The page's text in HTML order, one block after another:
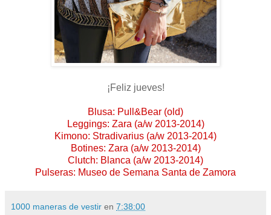
¡Feliz jueves!
Blusa: Pull&Bear (old)
Leggings: Zara (a/w 2013-2014)
Kimono: Stradivarius (a/w 2013-2014)
Botines: Zara (a/w 2013-2014)
Clutch: Blanca (a/w 2013-2014)
Pulseras: Museo de Semana Santa de Zamora
1000 maneras de vestir en 7:38:00